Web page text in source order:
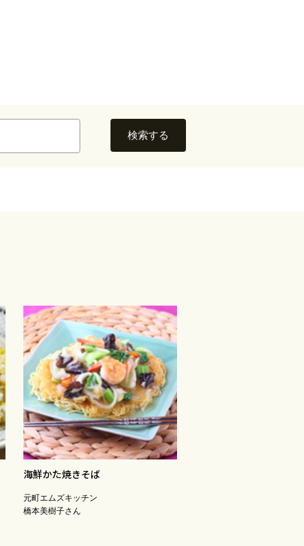
検索する
海鮮かた焼きそば
元町エムズキッチン
橋本美樹子さん